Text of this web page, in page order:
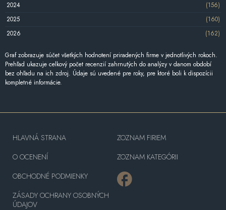
2024
(156)
2025
(160)
2026
(162)
Graf zobrazuje súčet všetkých hodnotení priradených firme v jednotlivých rokoch.
Prehľad ukazuje celkový počet recenzií zahrnutých do analýzy v danom období
bez ohľadu na ich zdroj. Údaje sú uvedené pre roky, pre ktoré boli k dispozícii
kompletné informácie.
HLAVNÁ STRANA
O OCENENÍ
OBCHODNÉ PODMIENKY
ZÁSADY OCHRANY OSOBNÝCH
ÚDAJOV
ZOZNAM FIRIEM
ZOZNAM KATEGÓRII